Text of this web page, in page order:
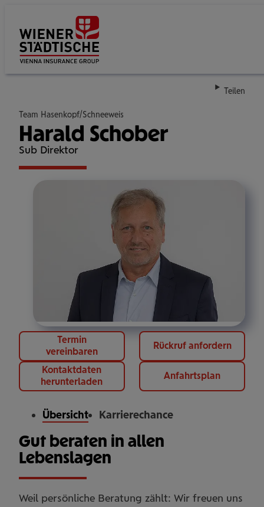
Teilen
Team Hasenkopf/Schneeweis
Harald Schober
Sub Direktor
Termin
vereinbaren
Rückruf anfordern
Kontaktdaten
herunterladen
Anfahrtsplan
Übersicht Karrierechance
Gut beraten in allen
Lebenslagen
Weil persönliche Beratung zählt: Wir freuen uns